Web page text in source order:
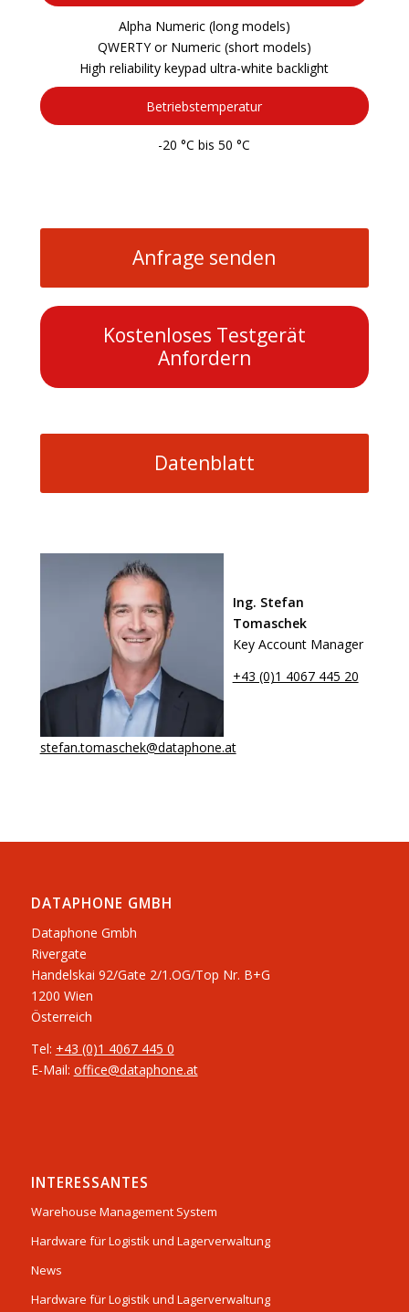
Alpha Numeric (long models)
QWERTY or Numeric (short models)
High reliability keypad ultra-white backlight
Betriebstemperatur
-20 °C bis 50 °C
Anfrage senden
Kostenloses Testgerät
Anfordern
Datenblatt
Ing. Stefan
Tomaschek
Key Account Manager
+43 (0)1 4067 445 20
stefan.tomaschek@dataphone.at
DATAPHONE GMBH
Dataphone Gmbh
Rivergate
​Handelskai 92/Gate 2/1.OG/Top Nr. B+G
1200 Wien
Österreich
Tel: +43 (0)1 4067 445 0
E-Mail: office@dataphone.at
INTERESSANTES
Warehouse Management System
Hardware für Logistik und Lagerverwaltung
News
Hardware für Logistik und Lagerverwaltung